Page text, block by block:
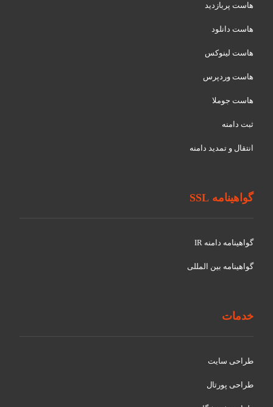
هاست پربازدید
هاست دانلود
هاست لینوکس
هاست وردپرس
هاست جوملا
ثبت دامنه
انتقال و تمدید دامنه
گواهینامه SSL
گواهينامه دامنه IR
گواهينامه بین المللی
خدمات
طراحی سایت
طراحی پورتال